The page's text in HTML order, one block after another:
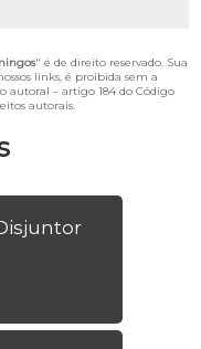
" é de direito reservado. Sua
links, é proibida sem a
autoral – artigo 184 do Código
autorais.